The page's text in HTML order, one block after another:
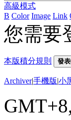
高級模式
B Color Image Link
您需要
本版積分規則 發
Archiver|手機版|小